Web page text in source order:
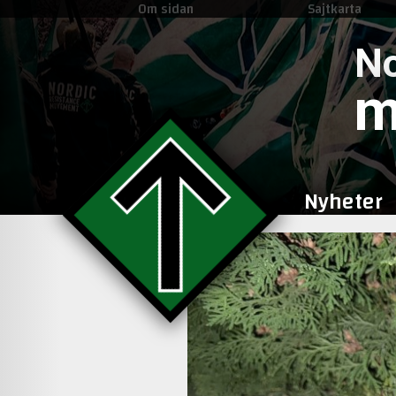
Om sidan Sajtkarta
Nyheter